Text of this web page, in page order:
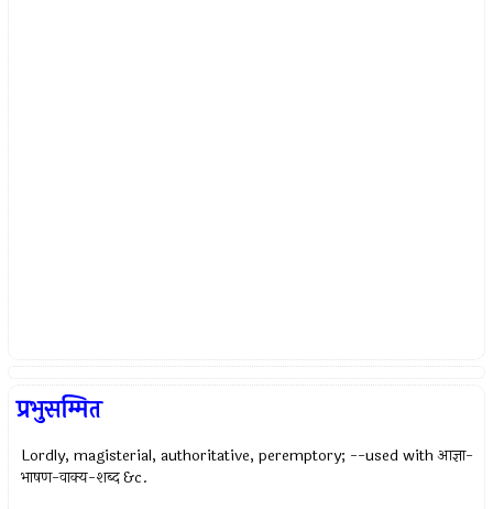
प्रभुसम्मित
Lordly, magisterial, authoritative, peremptory; --used with आज्ञा-
भाषण-वाक्य-शब्द &c.